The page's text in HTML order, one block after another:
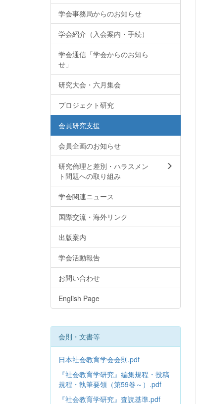
学会事務局からのお知らせ
学会紹介（入会案内・手続）
学会通信「学会からのお知ら
せ」
研究大会・六月集会
プロジェクト研究
会員研究支援
会員企画のお知らせ
研究倫理と差別・ハラスメン
ト問題への取り組み
学会関連ニュース
国際交流・海外リンク
出版案内
学会活動報告
お問い合わせ
English Page
会則・文書等
日本社会教育学会会則.pdf
『社会教育学研究』編集規程・投稿
規程・執筆要領（第59巻～）.pdf
『社会教育学研究』査読基準.pdf